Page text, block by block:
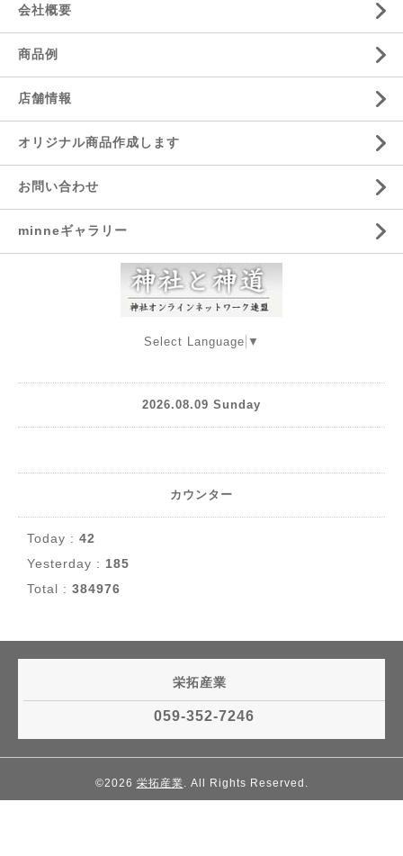
会社概要
商品例
店舗情報
オリジナル商品作成します
お問い合わせ
minneギャラリー
Select Language ▼
2026.08.09 Sunday
カウンター
Today : 42
Yesterday : 185
Total : 384976
栄拓産業
059-352-7246
©2026 栄拓産業 . All Rights Reserved.